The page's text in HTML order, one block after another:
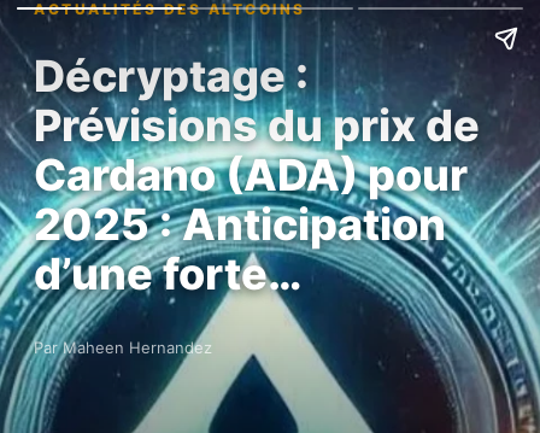
ACTUALITÉS DES ALTCOINS
Décryptage :
Prévisions du prix de
Cardano (ADA) pour
2025 : Anticipation
d’une forte…
Par Maheen Hernandez